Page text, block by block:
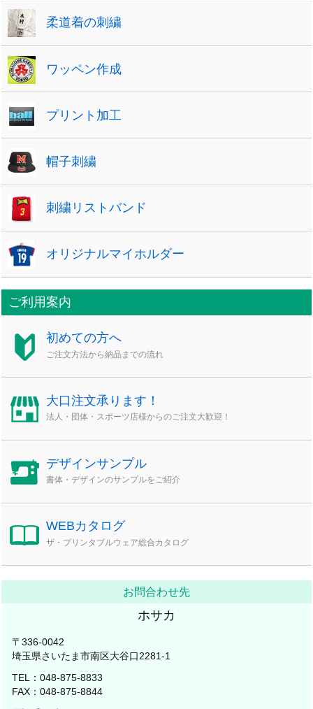
柔道着の刺繍
ワッペン作成
プリント加工
帽子刺繍
刺繍リストバンド
オリジナルマイホルダー
ご利用案内
初めての方へ
ご注文方法から納品までの流れ
大口注文承ります！
法人・団体・スポーツ店様からのご注文大歓迎！
デザインサンプル
書体・デザインのサンプルをご紹介
WEBカタログ
ザ・プリンタブルウェア総合カタログ
お問合わせ先
ホサカ
〒336-0042
埼玉県さいたま市南区大谷口2281-1
TEL：048-875-8833
FAX：048-875-8844